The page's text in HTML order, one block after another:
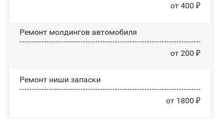
от 400 ₽
Ремонт молдингов автомобиля
от 200 ₽
Ремонт ниши запаски
от 1800 ₽